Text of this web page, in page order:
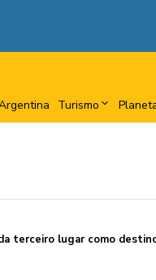
Turismo
terceiro lugar como